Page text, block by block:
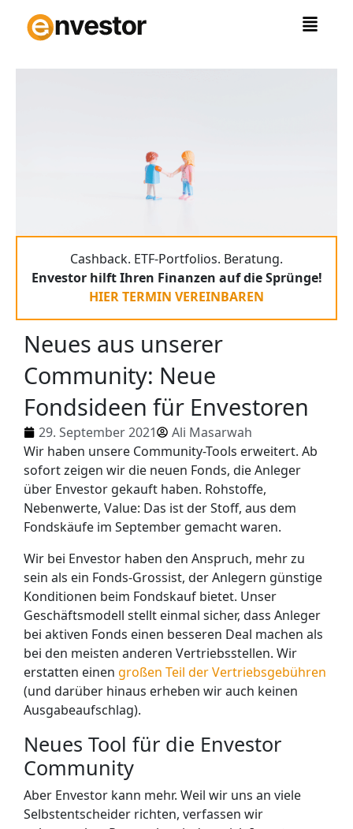
Inhalt
springen
Cashback. ETF-Portfolios. Beratung.
Envestor hilft Ihren Finanzen auf die Sprünge!
HIER TERMIN VEREINBAREN
Neues aus unserer
Community: Neue
Fondsideen für Envestoren
29. September 2021
Ali Masarwah
Wir haben unsere Community-Tools erweitert. Ab
sofort zeigen wir die neuen Fonds, die Anleger
über Envestor gekauft haben. Rohstoffe,
Nebenwerte, Value: Das ist der Stoff, aus dem
Fondskäufe im September gemacht waren.
Wir bei Envestor haben den Anspruch, mehr zu
sein als ein Fonds-Grossist, der Anlegern günstige
Konditionen beim Fondskauf bietet. Unser
Geschäftsmodell stellt einmal sicher, dass Anleger
bei aktiven Fonds einen besseren Deal machen als
bei den meisten anderen Vertriebsstellen. Wir
erstatten einen großen Teil der Vertriebsgebühren
(und darüber hinaus erheben wir auch keinen
Ausgabeaufschlag).
Neues Tool für die Envestor
Community
Aber Envestor kann mehr. Weil wir uns an viele
Selbstentscheider richten, verfassen wir